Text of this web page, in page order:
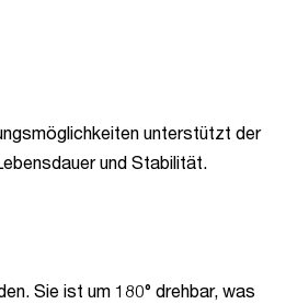
unterstützt der
und Stabilität.
Sie ist um 180° drehbar, was